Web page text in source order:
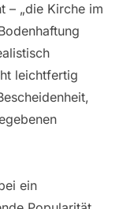
– „die Kirche im
leichtfertig
ein